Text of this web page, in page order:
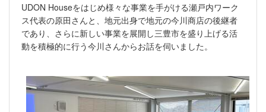
UDON Houseをはじめ様々な事業を手がける瀬戸内ワーク
ス代表の原田さんと、地元出身で地元の今川商店の後継者
であり、さらに新しい事業を展開し三豊市を盛り上げる活
動を積極的に行う今川さんからお話を伺いました。